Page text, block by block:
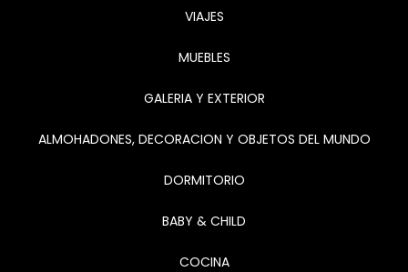
VIAJES
MUEBLES
GALERIA Y EXTERIOR
ALMOHADONES, DECORACION Y OBJETOS DEL MUNDO
DORMITORIO
BABY & CHILD
COCINA